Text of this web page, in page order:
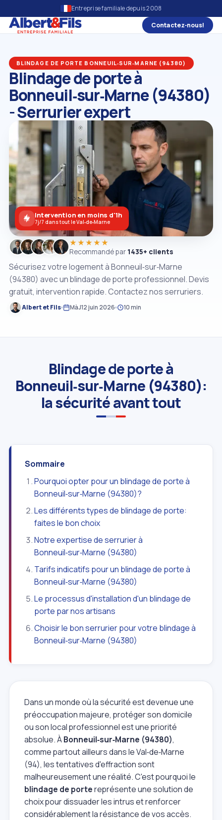
Entreprise familiale depuis 2008
Contactez‑nous!
BLINDAGE DE PORTE BONNEUIL‑SUR‑MARNE (94380)
Blindage de porte à
Bonneuil‑sur‑Marne (94380)
- Serrurier expert
Sécurisez votre logement à Bonneuil‑sur‑Marne
(94380) avec un blindage de porte professionnel. Devis
gratuit, intervention rapide. Contactez nos serruriers.
Albert et Fils MàJ12 juin 2026 10 min
★★★★★
Recommandé par 1435+ clients
Intervention en moins d'1h
7j/7 dans tout le Val‑de‑Marne
Blindage de porte à
Bonneuil‑sur‑Marne (94380):
la sécurité avant tout
Sommaire
Pourquoi opter pour un blindage de porte à
Bonneuil‑sur‑Marne (94380)?
Les différents types de blindage de porte:
faites le bon choix
Notre expertise de serrurier à
Bonneuil‑sur‑Marne (94380)
Tarifs indicatifs pour un blindage de porte à
Bonneuil‑sur‑Marne (94380)
Le processus d'installation d'un blindage de
porte par nos artisans
Choisir le bon serrurier pour votre blindage à
Bonneuil‑sur‑Marne (94380)
Dans un monde où la sécurité est devenue une
préoccupation majeure, protéger son domicile
ou son local professionnel est une priorité
absolue. ÀBonneuil‑sur‑Marne (94380),
comme partout ailleurs dans le Val‑de‑Marne
(94), les tentatives d'effraction sont
malheureusement une réalité. C'est pourquoi le
blindage de portereprésente une solution de
choix pour dissuader les intrus et renforcer
considérablement la résistance de vos accès.